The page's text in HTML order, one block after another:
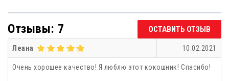
Отзывы: 7 ОСТАВИТЬ ОТЗЫВ
Леана 10.02.2021
Очень хорошее качество! Я люблю этот кокошник! Спасибо!